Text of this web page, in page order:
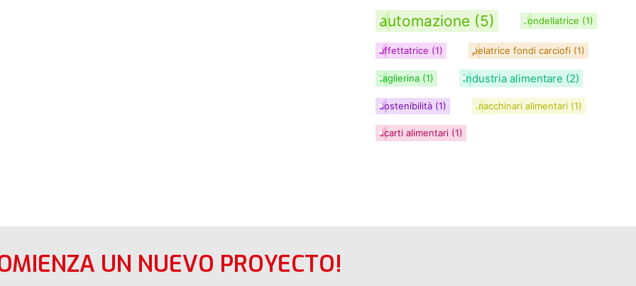
automazione (5) rondellatrice (1)
affettatrice (1) pelatrice fondi carciofi (1)
taglierina (1) industria alimentare (2)
sostenibilità (1) macchinari alimentari (1)
scarti alimentari (1)
UN NUEVO PROYECTO!